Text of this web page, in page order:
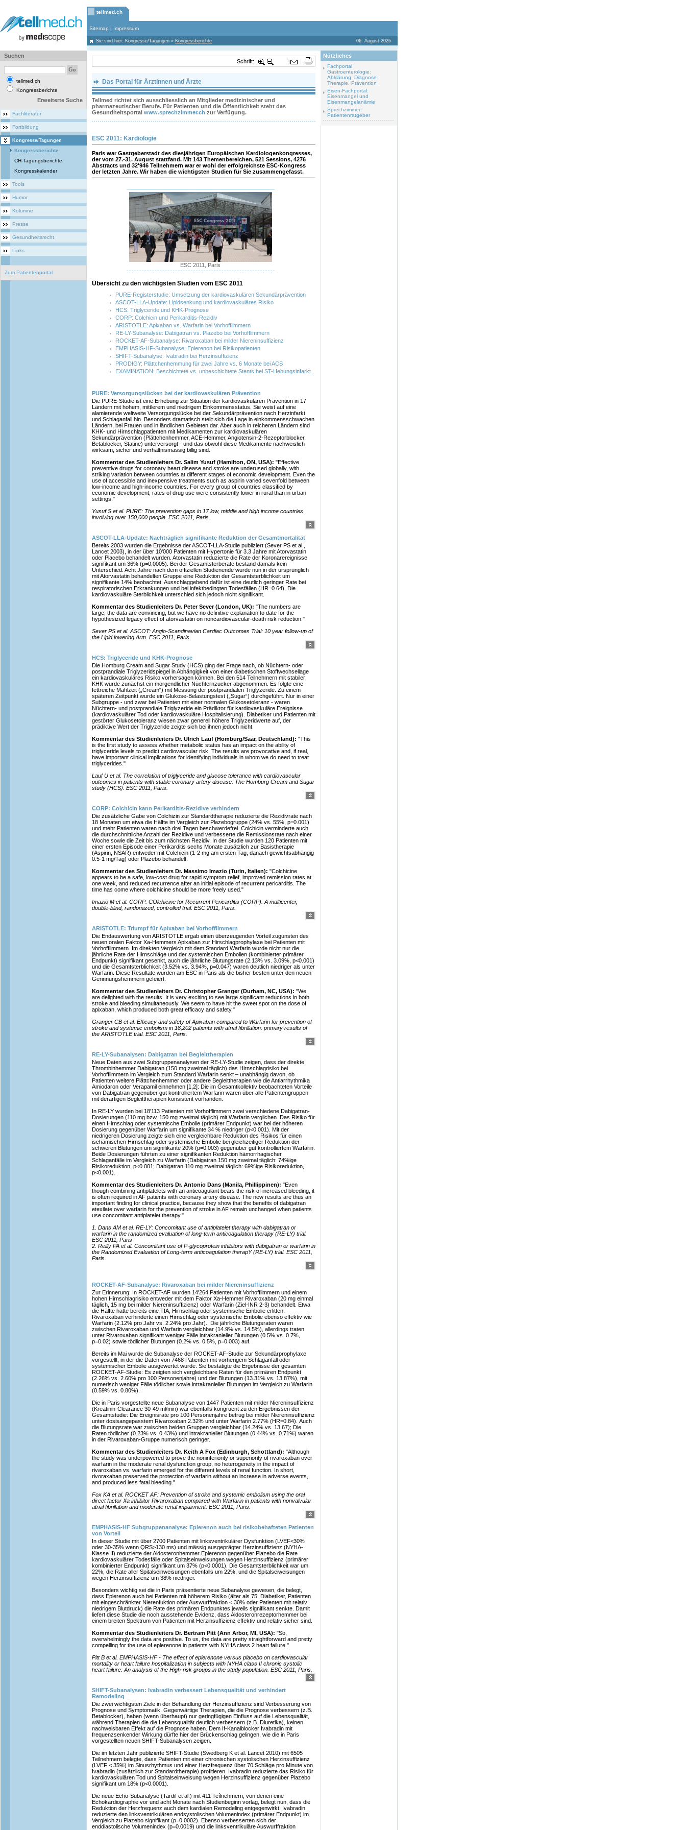
tellmed.ch
Sitemap | Impressum
Sie sind hier: Kongresse/Tagungen » Kongressberichte 06. August 2026
Suchen
tellmed.ch
Kongressberichte
Erweiterte Suche
Fachliteratur
Fortbildung
Kongresse/Tagungen
Kongressberichte
CH-Tagungsberichte
Kongresskalender
Tools
Humor
Kolumne
Presse
Gesundheitsrecht
Links
Zum Patientenportal
Schrift:
Das Portal für Ärztinnen und Ärzte
Tellmed richtet sich ausschliesslich an Mitglieder medizinischer und
pharmazeutischer Berufe. Für Patienten und die Öffentlichkeit steht das
Gesundheitsportal www.sprechzimmer.ch zur Verfügung.
ESC 2011: Kardiologie
Paris war Gastgeberstadt des diesjährigen Europäischen Kardiologenkongresses,
der vom 27.-31. August stattfand. Mit 143 Themenbereichen, 521 Sessions, 4276
Abstracts und 32'946 Teilnehmern war er wohl der erfolgreichste ESC-Kongress
der letzten Jahre. Wir haben die wichtigsten Studien für Sie zusammengefasst.
ESC 2011, Paris
Übersicht zu den wichtigsten Studien vom ESC 2011
PURE-Registerstudie: Umsetzung der kardiovaskulären Sekundärprävention
ASCOT-LLA-Update: Lipidsenkung und kardiovaskuläres Risiko
HCS: Triglyceride und KHK-Prognose
CORP: Colchicin und Perikarditis-Rezidiv
ARISTOTLE: Apixaban vs. Warfarin bei Vorhofflimmern
RE-LY-Subanalyse: Dabigatran vs. Plazebo bei Vorhofflimmern
ROCKET-AF-Subanalyse: Rivaroxaban bei milder Niereninsuffizienz
EMPHASIS-HF-Subanalyse: Eplerenon bei Risikopatienten
SHIFT-Subanalyse: Ivabradin bei Herzinsuffizienz
PRODIGY: Plättchenhemmung für zwei Jahre vs. 6 Monate bei ACS
EXAMINATION: Beschichtete vs. unbeschichtete Stents bei ST-Hebungsinfarkt.
PURE: Versorgungslücken bei der kardiovaskulären Prävention
Die PURE-Studie ist eine Erhebung zur Situation der kardiovaskulären Prävention in 17
Ländern mit hohem, mittlerem und niedrigem Einkommensstatus. Sie weist auf eine
alamierende weltweite Versorgungslücke bei der Sekundärprävention nach Herzinfarkt
und Schlaganfall hin. Besonders dramatisch stellt sich die Lage in einkommensschwachen
Ländern, bei Frauen und in ländlichen Gebieten dar. Aber auch in reicheren Ländern sind
KHK- und Hirnschlagpatienten mit Medikamenten zur kardiovaskulären
Sekundärprävention (Plättchenhemmer, ACE-Hemmer, Angiotensin-2-Rezeptorblocker,
Betablocker, Statine) unterversorgt - und das obwohl diese Medikamente nachweislich
wirksam, sicher und verhältnismässig billig sind.
Kommentar des Studienleiters Dr. Salim Yusuf (Hamilton, ON, USA): "Effective
preventive drugs for coronary heart disease and stroke are underused globally, with
striking variation between countries at different stages of economic development. Even the
use of accessible and inexpensive treatments such as aspirin varied sevenfold between
low-income and high-income countries. For every group of countries classified by
economic development, rates of drug use were consistently lower in rural than in urban
settings."
Yusuf S et al. PURE: The prevention gaps in 17 low, middle and high income countries
involving over 150,000 people. ESC 2011, Paris.
ASCOT-LLA-Update: Nachträglich signifikante Reduktion der Gesamtmortalität
Bereits 2003 wurden die Ergebnisse der ASCOT-LLA-Studie publiziert (Sever PS et al.,
Lancet 2003), in der über 10'000 Patienten mit Hypertonie für 3.3 Jahre mit Atorvastatin
oder Placebo behandelt wurden. Atorvastatin reduzierte die Rate der Koronarereignisse
signifikant um 36% (p=0.0005). Bei der Gesamtsterberate bestand damals kein
Unterschied. Acht Jahre nach dem offiziellen Studienende wurde nun in der ursprünglich
mit Atorvastatin behandelten Gruppe eine Reduktion der Gesamtsterblichkeit um
signifikante 14% beobachtet. Ausschlaggebend dafür ist eine deutlich geringer Rate bei
respiratorischen Erkrankungen und bei infektbedingten Todesfällen (HR=0.64). Die
kardiovaskuläre Sterblichkeit unterschied sich jedoch nicht signifikant.
Kommentar des Studienleiters Dr. Peter Sever (London, UK): "The numbers are
large, the data are convincing, but we have no definitive explanation to date for the
hypothesized legacy effect of atorvastatin on noncardiovascular-death risk reduction."
Sever PS et al. ASCOT: Anglo-Scandinavian Cardiac Outcomes Trial: 10 year follow-up of
the Lipid lowering Arm. ESC 2011, Paris.
HCS: Triglyceride und KHK-Prognose
Die Homburg Cream and Sugar Study (HCS) ging der Frage nach, ob Nüchtern- oder
postprandiale Triglyzeridspiegel in Abhängigkeit von einer diabetischen Stoffwechsellage
ein kardiovaskuläres Risiko vorhersagen können. Bei den 514 Teilnehmern mit stabiler
KHK wurde zunächst ein morgendlicher Nüchternzucker abgenommen. Es folgte eine
fettreiche Mahlzeit („Cream“) mit Messung der postprandialen Triglyzeride. Zu einem
späteren Zeitpunkt wurde ein Glukose-Belastungstest („Sugar“) durchgeführt. Nur in einer
Subgruppe - und zwar bei Patienten mit einer normalen Glukosetoleranz - waren
Nüchtern- und postprandiale Triglyzeride ein Prädiktor für kardiovaskuläre Ereignisse
(kardiovaskulärer Tod oder kardiovaskuläre Hospitalisierung). Diabetiker und Patienten mit
gestörter Glukosetoleranz wiesen zwar generell höhere Triglyzeridwerte auf, der
prädiktive Wert der Triglyzeride zeigte sich bei ihnen jedoch nicht.
Kommentar des Studienleiters Dr. Ulrich Lauf (Homburg/Saar, Deutschland): "This
is the first study to assess whether metabolic status has an impact on the ability of
triglyceride levels to predict cardiovascular risk. The results are provocative and, if real,
have important clinical implications for identifying individuals in whom we do need to treat
triglycerides."
Lauf U et al. The correlation of triglyceride and glucose tolerance with cardiovascular
outcomes in patients with stable coronary artery disease: The Homburg Cream and Sugar
study (HCS). ESC 2011, Paris.
CORP: Colchicin kann Perikarditis-Rezidive verhindern
Die zusätzliche Gabe von Colchizin zur Standardtherapie reduzierte die Rezidivrate nach
18 Monaten um etwa die Hälfte im Vergleich zur Plazebogruppe (24% vs. 55%, p=0.001)
und mehr Patienten waren nach drei Tagen beschwerdefrei. Colchicin verminderte auch
die durchschnittliche Anzahl der Rezidive und verbesserte die Remissionsrate nach einer
Woche sowie die Zeit bis zum nächsten Rezidiv. In der Studie wurden 120 Patienten mit
einer ersten Episode einer Perikarditis sechs Monate zusätzlich zur Basistherapie
(Aspirin, NSAR) entweder mit Colchicin (1-2 mg am ersten Tag, danach gewichtsabhängig
0.5-1 mg/Tag) oder Plazebo behandelt.
Kommentar des Studienleiters Dr. Massimo Imazio (Turin, Italien): "Colchicine
appears to be a safe, low-cost drug for rapid symptom relief, improved remission rates at
one week, and reduced recurrence after an initial episode of recurrent pericarditis. The
time has come where colchicine should be more freely used."
Imazio M et al. CORP: COlchicine for Recurrent Pericarditis (CORP). A multicenter,
double-blind, randomized, controlled trial. ESC 2011, Paris.
ARISTOTLE: Triumpf für Apixaban bei Vorhofflimmern
Die Endauswertung von ARISTOTLE ergab einen überzeugenden Vorteil zugunsten des
neuen oralen Faktor Xa-Hemmers Apixaban zur Hirschlagprophylaxe bei Patienten mit
Vorhofflimmern. Im direkten Vergleich mit dem Standard Warfarin wurde nicht nur die
jährliche Rate der Hirnschläge und der systemischen Embolien (kombinierter primärer
Endpunkt) signifikant gesenkt, auch die jährliche Blutungsrate (2.13% vs. 3.09%, p<0.001)
und die Gesamtsterblichkeit (3.52% vs. 3.94%, p=0.047) waren deutlich niedriger als unter
Warfarin. Diese Resultate wurden am ESC in Paris als die bisher besten unter den neuen
Gerinnungshemmern gefeiert.
Kommentar des Studienleiters Dr. Christopher Granger (Durham, NC, USA): "We
are delighted with the results. It is very exciting to see large significant reductions in both
stroke and bleeding simultaneously. We seem to have hit the sweet spot on the dose of
apixaban, which produced both great efficacy and safety."
Granger CB et al. Efficacy and safety of Apixaban compared to Warfarin for prevention of
stroke and systemic embolism in 18,202 patients with atrial fibrillation: primary results of
the ARISTOTLE trial. ESC 2011, Paris.
RE-LY-Subanalysen: Dabigatran bei Begleittherapien
Neue Daten aus zwei Subgruppenanalysen der RE-LY-Studie zeigen, dass der direkte
Thrombinhemmer Dabigatran (150 mg zweimal täglich) das Hirnschlagrisiko bei
Vorhofflimmern im Vergleich zum Standard Warfarin senkt – unabhängig davon, ob
Patienten weitere Plättchenhemmer oder andere Begleittherapien wie die Antiarrhythmika
Amiodaron oder Verapamil einnehmen [1,2]: Die im Gesamtkollektiv beobachteten Vorteile
von Dabigatran gegenüber gut kontrolliertem Warfarin waren über alle Patientengruppen
mit derartigen Begleittherapien konsistent vorhanden.
In RE-LY wurden bei 18'113 Patienten mit Vorhofflimmern zwei verschiedene Dabigatran-
Dosierungen (110 mg bzw. 150 mg zweimal täglich) mit Warfarin verglichen. Das Risiko für
einen Hirnschlag oder systemische Embolie (primärer Endpunkt) war bei der höheren
Dosierung gegenüber Warfarin um signifikante 34 % niedriger (p<0.001). Mit der
niedrigeren Dosierung zeigte sich eine vergleichbare Reduktion des Risikos für einen
ischämischen Hirnschlag oder systemische Embolie bei gleichzeitiger Reduktion der
schweren Blutungen um signifikante 20% (p=0,003) gegenüber gut kontrolliertem Warfarin.
Beide Dosierungen führten zu einer signifikanten Reduktion hämorrhagischer
Schlaganfälle im Vergleich zu Warfarin (Dabigatran 150 mg zweimal täglich: 74%ige
Risikoreduktion, p<0.001; Dabigatran 110 mg zweimal täglich: 69%ige Risikoreduktion,
p<0.001).
Kommentar des Studienleiters Dr. Antonio Dans (Manila, Phillippinen): "Even
though combining antiplatelets with an anticoagulant bears the risk of increased bleeding, it
is often required in AF patients with coronary artery disease. The new results are thus an
important finding for clinical practice, because they show that the benefits of dabigatran
etexilate over warfarin for the prevention of stroke in AF remain unchanged when patients
use concomitant antiplatelet therapy."
1. Dans AM et al. RE-LY: Concomitant use of antiplatelet therapy with dabigatran or
warfarin in the randomized evaluation of long-term anticoagulation therapy (RE-LY) trial.
ESC 2011, Paris
2. Reilly PA et al. Concomitant use of P-glycoprotein inhibitors with dabigatran or warfarin in
the Randomized Evaluation of Long-term anticoagulation therapY (RE-LY) trial. ESC 2011,
Paris.
ROCKET-AF-Subanalyse: Rivaroxaban bei milder Niereninsuffizienz
Zur Erinnerung: In ROCKET-AF wurden 14'264 Patienten mit Vorhofflimmern und einem
hohen Hirnschlagrisiko entweder mit dem Faktor Xa-Hemmer Rivaroxaban (20 mg einmal
täglich, 15 mg bei milder Niereninsuffizienz) oder Warfarin (Ziel-INR 2-3) behandelt. Etwa
die Hälfte hatte bereits eine TIA, Hirnschlag oder systemische Embolie erlitten.
Rivaroxaban verhinderte einen Hirnschlag oder systemische Embolie ebenso effektiv wie
Warfarin (2.12% pro Jahr vs. 2.24% pro Jahr).
Die jährliche Blutungsraten waren
zwischen Rivaroxaban und Warfarin vergleichbar (14.9% vs. 14.5%), allerdings traten
unter Rivaroxaban signifikant weniger Fälle intrakranieller Blutungen (0.5% vs. 0.7%,
p=0.02) sowie tödlicher Blutungen (0.2% vs. 0.5%, p=0.003) auf.
Bereits im Mai wurde die Subanalyse der ROCKET-AF-Studie zur Sekundärprophylaxe
vorgestellt, in der die Daten von 7468 Patienten mit vorherigem Schlaganfall oder
systemischer Embolie ausgewertet wurde. Sie bestätigte die Ergebnisse der gesamten
ROCKET-AF-Studie: Es zeigten sich vergleichbare Raten für den primären Endpunkt
(2.26% vs. 2.60% pro 100 Personenjahre) und der Blutungen (13.31% vs. 13.87%), mit
numerisch weniger Fälle tödlicher sowie intrakranieller Blutungen im Vergleich zu Warfarin
(0.59% vs. 0.80%).
Die in Paris vorgestellte neue Subanalyse von 1447 Patienten mit milder Niereninsuffizienz
(Kreatinin-Clearance 30-49 ml/min) war ebenfalls kongruent zu den Ergebnissen der
Gesamtstudie: Die Ereignisrate pro 100 Personenjahre betrug bei milder Niereninsuffizienz
unter dosisangepasstem Rivaroxaban 2.32% und unter Warfarin 2.77% (HR=0.84). Auch
die Blutungsrate war zwischen beiden Gruppen vergleichbar (14.24% vs. 13.67); Die
Raten tödlicher (0.23% vs. 0.43%) und intrakranieller Blutungen (0.44% vs. 0.71%) waren
in der Rivaroxaban-Gruppe numerisch geringer.
Kommentar des Studienleiters Dr. Keith A Fox (Edinburgh, Schottland): "Although
the study was underpowered to prove the noninferiority or superiority of rivaroxaban over
warfarin in the moderate renal dysfunction group, no heterogeneity in the impact of
rivaroxaban vs. warfarin emerged for the different levels of renal function. In short,
rivoraxaban preserved the protection of warfarin without an increase in adverse events,
and produced less fatal bleeding."
Fox KA et al. ROCKET AF: Prevention of stroke and systemic embolism using the oral
direct factor Xa inhibitor Rivaroxaban compared with Warfarin in patients with nonvalvular
atrial fibrillation and moderate renal impairment. ESC 2011, Paris.
EMPHASIS-HF Subgruppenanalyse: Eplerenon auch bei risikobehafteten Patienten
von Vorteil
In dieser Studie mit über 2700 Patienten mit linksventrikulärer Dysfunktion (LVEF<30%
oder 30-35% wenn QRS>130 ms) und mässig ausgeprägter Herzinsuffizienz (NYHA-
Klasse II) reduzierte der Aldosteronhemmer Eplerenon gegenüber Plazebo die Rate
kardiovaskulärer Todesfälle oder Spitalseinweisungen wegen Herzinsuffizienz (primärer
kombinierter Endpunkt) signifikant um 37% (p<0.0001). Die Gesamtsterblichkeit war um
22%, die Rate aller Spitalseinweisungen ebenfalls um 22%, und die Spitalseiweisungen
wegen Herzinsuffizienz um 38% niedriger.
Besonders wichtig sei die in Paris präsentierte neue Subanalyse gewesen, die belegt,
dass Eplerenon auch bei Patienten mit höherem Risiko (älter als 75, Diabetiker, Patienten
mit eingeschränkter Nierenfuktion oder Auswurffraktion < 30% oder Patienten mit relativ
niedrigem Blutdruck) die Rate des primären Endpunktes jeweils signifikant senkte. Damit
liefert diese Studie die noch ausstehende Evidenz, dass Aldosteronrezeptorhemmer bei
einem breiten Spektrum von Patienten mit Herzinsuffizienz effektiv und relativ sicher sind.
Kommentar des Studienleiters Dr. Bertram Pitt (Ann Arbor, MI, USA): "So,
overwhelmingly the data are positive. To us, the data are pretty straightforward and pretty
compelling for the use of eplerenone in patients with NYHA class 2 heart failure."
Pitt B et al. EMPHASIS-HF - The effect of eplerenone versus placebo on cardiovascular
mortality or heart failure hospitalization in subjects with NYHA class II chronic systolic
heart failure: An analysis of the High-risk groups in the study population. ESC 2011, Paris.
SHIFT-Subanalysen: Ivabradin verbessert Lebensqualität und verhindert
Remodeling
Die zwei wichtigsten Ziele in der Behandlung der Herzinsuffizienz sind Verbesserung von
Prognose und Symptomatik. Gegenwärtige Therapien, die die Prognose verbessern (z.B.
Betablocker), haben (wenn überhaupt) nur geringfügigen Einfluss auf die Lebensqualität,
während Therapien die die Lebensqualität deutlich verbessern (z.B. Diuretika), keinen
nachweisbaren Effekt auf die Prognose haben. Dem If-Kanalblocker Ivabradin mit
frequenzsenkender Wirkung dürfte hier der Brückenschlag gelingen, wie die in Paris
vorgestellten neuen SHIFT-Subanalysen zeigen.
Die im letzten Jahr publizierte SHIFT-Studie (Swedberg K et al. Lancet 2010) mit 6505
Teilnehmern belegte, dass Patienten mit einer chronischen systolischen Herzinsuffizienz
(LVEF < 35%) im Sinusrhythmus und einer Herzfrequenz über 70 Schläge pro Minute von
Ivabradin (zusätzlich zur Standardtherapie) profitieren. Ivabradin reduzierte das Risiko für
kardiovaskulären Tod und Spitalseinweisung wegen Herzinsuffizienz gegenüber Plazebo
signifikant um 18% (p<0.0001).
Die neue Echo-Subanalyse (Tardif et al.) mit 411 Teílnehmern, von denen eine
Echokardiographie vor und acht Monate nach Studienbeginn vorlag, belegt nun, dass die
Reduktion der Herzfrequenz auch dem kardialen Remodeling entgegenwirkt: Ivabradin
reduzierte den linksventrikulären endsystolischen Volumenindex (primärer Endpunkt) im
Vergleich zu Plazebo signifikant (p=0.0002). Ebenso verbesserten sich der
enddiastolische Volumenindex (p=0.0019) und die linksventrikuläre Auswurffraktion
Nützliches
Fachportal
Gastroenterologie:
Abklärung, Diagnose
Therapie, Prävention
Eisen-Fachportal:
Eisenmangel und
Eisenmangelanämie
Sprechzimmer:
Patientenratgeber